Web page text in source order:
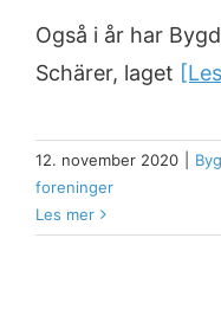
Også i år har
Schärer, laget
12. november 2020
foreninger
Les mer